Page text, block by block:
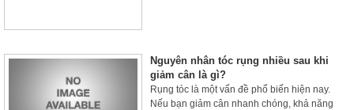
Nguyên nhân tóc rụng nhiều sau khi
giảm cân là gì?
Rụng tóc là một vấn đề phổ biến hiện nay.
Nếu bạn giảm cân nhanh chóng, khả năng